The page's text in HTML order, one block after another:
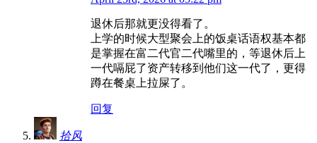
退休后那就更没得看了。
上学的时候大型聚会上的饭桌话语权基本都
是掌握在富二代官二代嘴里的，等退休后上
一代嗝屁了资产转移到他们这一代了，更得
蹲在餐桌上拉屎了。
回复
拾风